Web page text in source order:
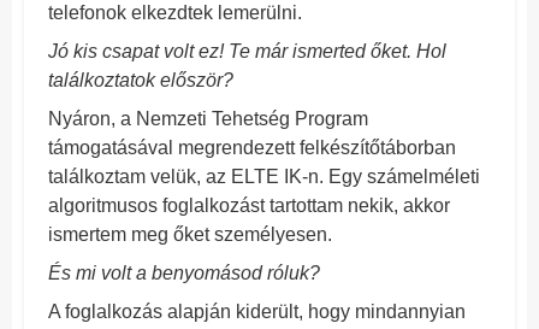
telefonok elkezdtek lemerülni.
Jó kis csapat volt ez! Te már ismerted őket. Hol
találkoztatok először?
Nyáron, a Nemzeti Tehetség Program
támogatásával megrendezett felkészítőtáborban
találkoztam velük, az ELTE IK-n. Egy számelméleti
algoritmusos foglalkozást tartottam nekik, akkor
ismertem meg őket személyesen.
És mi volt a benyomásod róluk?
A foglalkozás alapján kiderült, hogy mindannyian